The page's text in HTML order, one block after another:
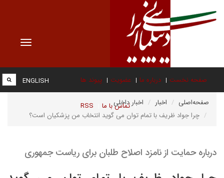
Toggle
صفحه نخست درباره ما عضویت پیوند ها
تماس با ما RSS
ENGLISH
صفحه‌اصلی اخبار
اخبار داخلی
چرا جواد ظریف با تمام توان می گوید انتخاب من پزشکیان است؟
درباره حمایت از نامزد اصلاح طلبان برای ریاست جمهوری